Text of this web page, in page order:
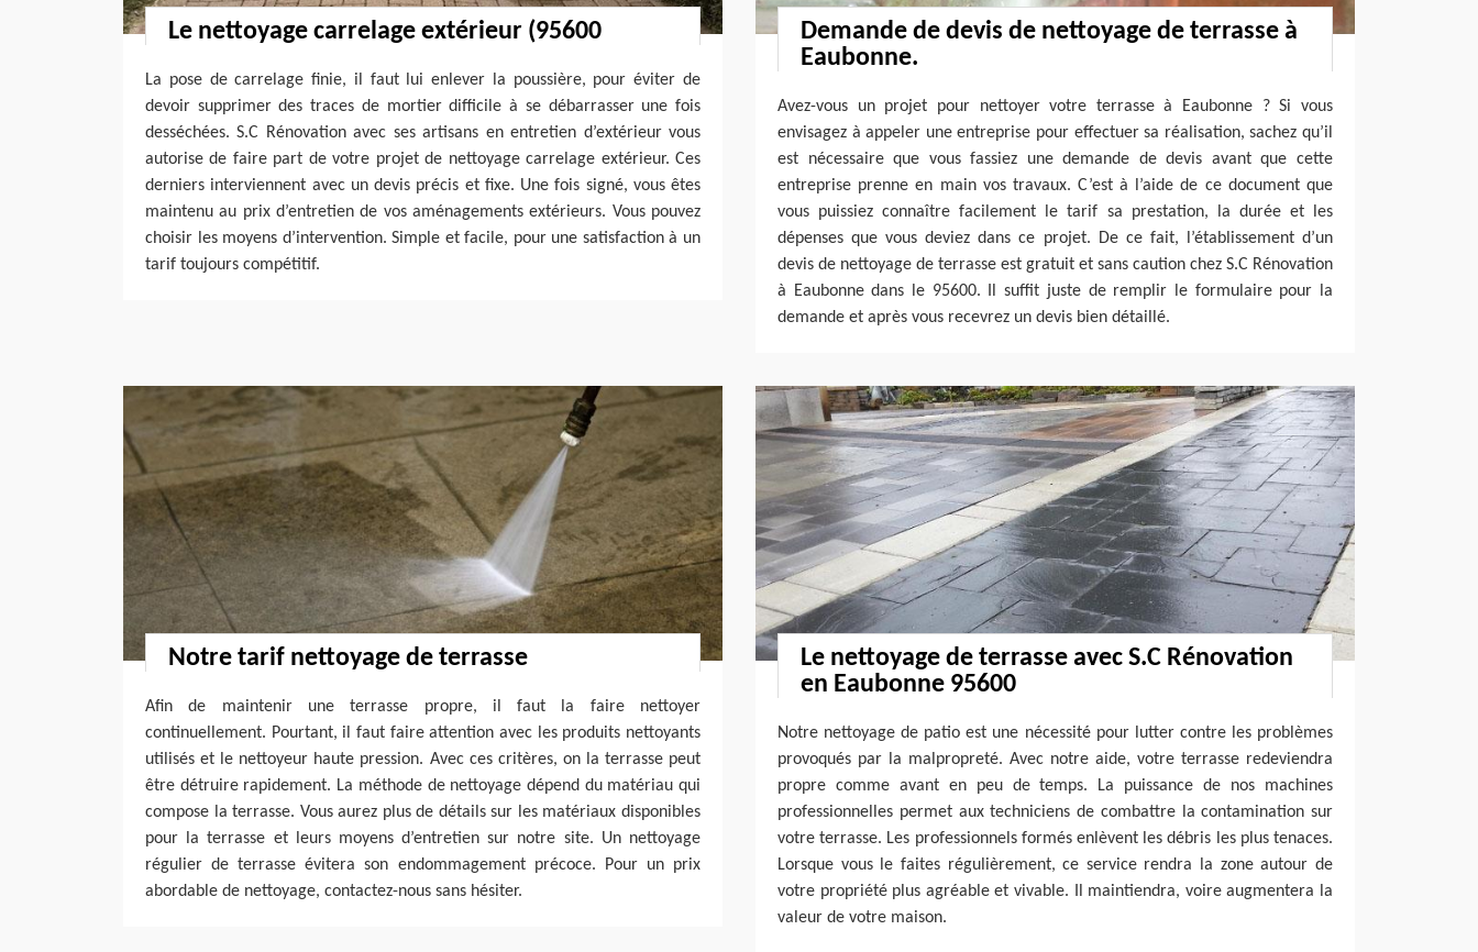
Le nettoyage carrelage extérieur (95600
La pose de carrelage finie, il faut lui enlever la poussière, pour éviter de
devoir supprimer des traces de mortier difficile à se débarrasser une fois
desséchées. S.C Rénovation avec ses artisans en entretien d’extérieur vous
autorise de faire part de votre projet de nettoyage carrelage extérieur. Ces
derniers interviennent avec un devis précis et fixe. Une fois signé, vous êtes
maintenu au prix d’entretien de vos aménagements extérieurs. Vous pouvez
choisir les moyens d’intervention. Simple et facile, pour une satisfaction à un
tarif toujours compétitif.
Demande de devis de nettoyage de terrasse à
Eaubonne.
Avez-vous un projet pour nettoyer votre terrasse à Eaubonne ? Si vous
envisagez à appeler une entreprise pour effectuer sa réalisation, sachez qu’il
est nécessaire que vous fassiez une demande de devis avant que cette
entreprise prenne en main vos travaux. C’est à l’aide de ce document que
vous puissiez connaître facilement le tarif sa prestation, la durée et les
dépenses que vous deviez dans ce projet. De ce fait, l’établissement d’un
devis de nettoyage de terrasse est gratuit et sans caution chez S.C Rénovation
à Eaubonne dans le 95600. Il suffit juste de remplir le formulaire pour la
demande et après vous recevrez un devis bien détaillé.
Notre tarif nettoyage de terrasse
Afin de maintenir une terrasse propre, il faut la faire nettoyer
continuellement. Pourtant, il faut faire attention avec les produits nettoyants
utilisés et le nettoyeur haute pression. Avec ces critères, on la terrasse peut
être détruire rapidement. La méthode de nettoyage dépend du matériau qui
compose la terrasse. Vous aurez plus de détails sur les matériaux disponibles
pour la terrasse et leurs moyens d’entretien sur notre site. Un nettoyage
régulier de terrasse évitera son endommagement précoce. Pour un prix
abordable de nettoyage, contactez-nous sans hésiter.
Le nettoyage de terrasse avec S.C Rénovation
en Eaubonne 95600
Notre nettoyage de patio est une nécessité pour lutter contre les problèmes
provoqués par la malpropreté. Avec notre aide, votre terrasse redeviendra
propre comme avant en peu de temps. La puissance de nos machines
professionnelles permet aux techniciens de combattre la contamination sur
votre terrasse. Les professionnels formés enlèvent les débris les plus tenaces.
Lorsque vous le faites régulièrement, ce service rendra la zone autour de
votre propriété plus agréable et vivable. Il maintiendra, voire augmentera la
valeur de votre maison.